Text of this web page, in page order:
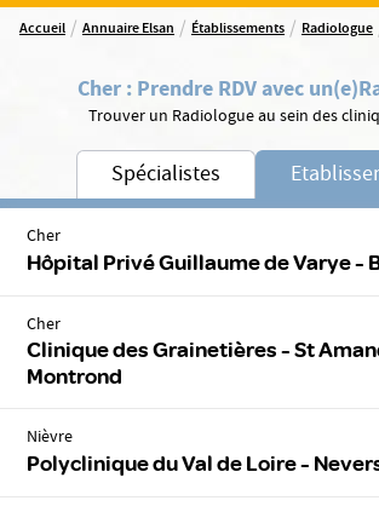
Accueil / Annuaire Elsan / Établissements / Radiologue
Cher: Prendre RDV avec un(e)
Trouver un Radiologue au sein des
Spécialistes
Cher
Hôpital Privé Guillaume de Varye -
Cher
Clinique des Grainetières - St
Montrond
Nièvre
Polyclinique du Val de Loire -